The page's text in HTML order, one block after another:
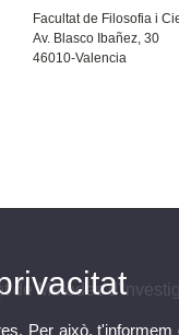
Facultat de Filosofia i
Av. Blasco Ibañez, 30
46010-Valencia
de Mètodes
Per això,